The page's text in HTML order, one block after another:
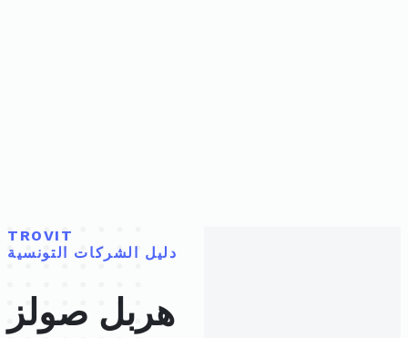
TROVIT
دليل الشركات التونسية
هربل صولز